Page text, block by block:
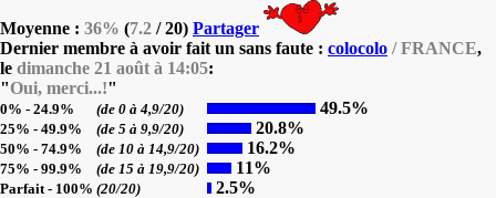
Moyenne : 36% (7.2 / 20) Partager
Dernier membre à avoir fait un sans faute : colocolo / FRANCE,
le dimanche 21 août à 14:05:
"Oui, merci...!"
0% - 24.9% (de 0 à 4,9/20) 49.5%
25% - 49.9% (de 5 à 9,9/20) 20.8%
50% - 74.9% (de 10 à 14,9/20) 16.2%
75% - 99.9% (de 15 à 19,9/20) 11%
Parfait - 100% (20/20) 2.5%